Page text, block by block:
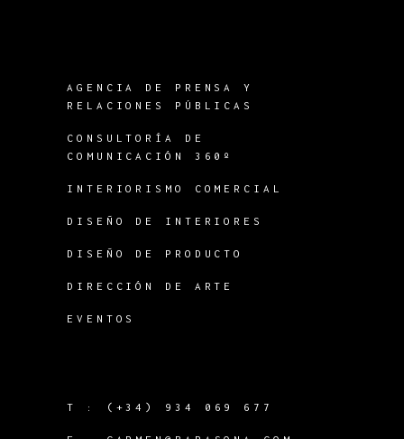
AGENCIA DE PRENSA Y
RELACIONES PÚBLICAS
CONSULTORÍA DE
COMUNICACIÓN 360º
INTERIORISMO COMERCIAL
DISEÑO DE INTERIORES
DISEÑO DE PRODUCTO
DIRECCIÓN DE ARTE
EVENTOS
T : (+34) 934 069 677